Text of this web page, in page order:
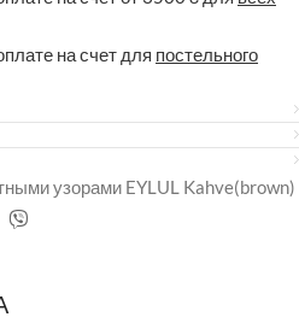
на счет для постельного
узорами EYLUL Kahve(brown)